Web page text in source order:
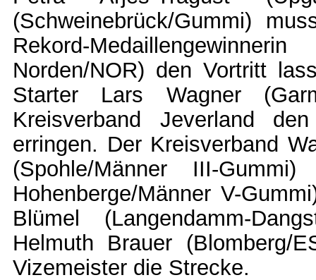
(Schweinebrück/Gummi)
Rekord-
Norden/NOR) den Vortritt
Starter Lars Wagner
Kreisverband Jeverland
erringen. Der Kreisverband
(Spohle/Männer III-
Hohenberge/Männer V-
Blümel (Langendamm-
Helmuth Brauer (Blomberg/
Vizemeister die Strecke.